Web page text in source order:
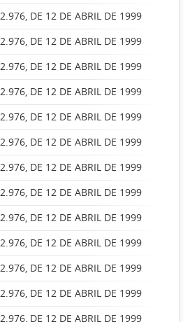
DE 12 DE ABRIL DE 1999
DE 12 DE ABRIL DE 1999
DE 12 DE ABRIL DE 1999
DE 12 DE ABRIL DE 1999
DE 12 DE ABRIL DE 1999
DE 12 DE ABRIL DE 1999
DE 12 DE ABRIL DE 1999
DE 12 DE ABRIL DE 1999
DE 12 DE ABRIL DE 1999
DE 12 DE ABRIL DE 1999
DE 12 DE ABRIL DE 1999
DE 12 DE ABRIL DE 1999
DE 12 DE ABRIL DE 1999